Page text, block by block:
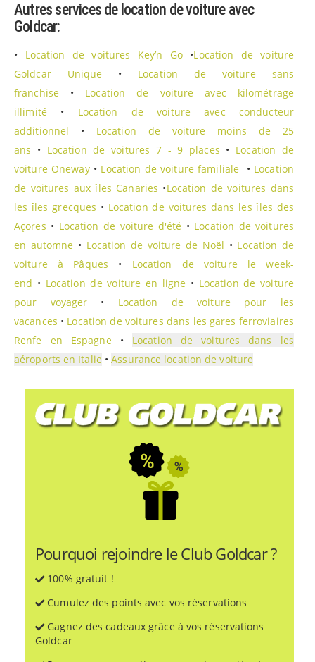
Autres services de location de voiture avec
Goldcar:
• Location de voitures Key’n Go•Location de voiture
Goldcar Unique • Location de voiture sans
franchise • Location de voiture avec kilométrage
illimité • Location de voiture avec conducteur
additionnel • Location de voiture moins de 25
ans • Location de voitures 7 - 9 places • Location de
voiture Oneway• Location de voiture familiale • Location
de voitures aux îles Canaries •Location de voitures dans
les îles grecques • Location de voitures dans les îles des
Açores • Location de voiture d'été • Location de voitures
en automne • Location de voiture de Noël • Location de
voiture à Pâques • Location de voiture le week-
end • Location de voiture en ligne • Location de voiture
pour voyager • Location de voiture pour les
vacances • Location de voitures dans les gares ferroviaires
Renfe en Espagne • Location de voitures dans les
aéroports en Italie •Assurance location de voiture
Pourquoi rejoindre le Club Goldcar ?
100% gratuit !
Cumulez des points avec vos réservations
Gagnez des cadeaux grâce à vos réservations
Goldcar